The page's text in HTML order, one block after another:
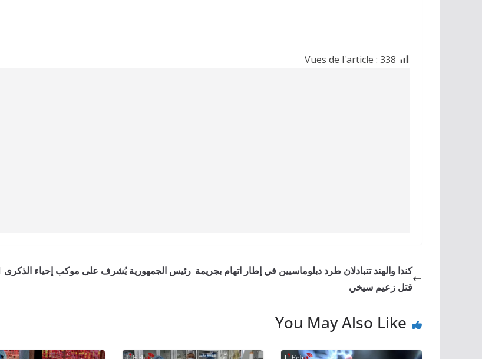
Vues de l'article : 338
كندا والهند تتبادلان طرد دبلوماسيين في إطار اتهام بجريمة
قتل زعيم سيخي
You May Also Like